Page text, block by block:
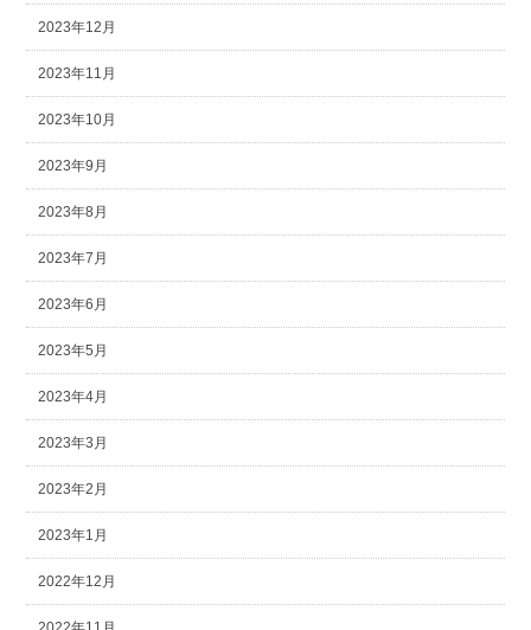
2023年12月
2023年11月
2023年10月
2023年9月
2023年8月
2023年7月
2023年6月
2023年5月
2023年4月
2023年3月
2023年2月
2023年1月
2022年12月